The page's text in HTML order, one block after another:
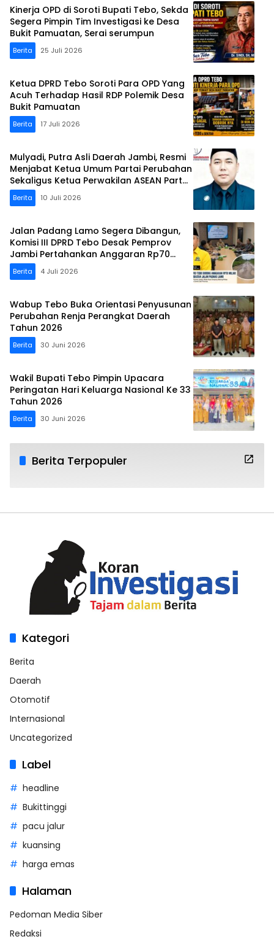
Kinerja OPD di Soroti Bupati Tebo, Sekda
Segera Pimpin Tim Investigasi ke Desa
Bukit Pamuatan, Serai serumpun
Berita 25 Juli 2026
Ketua DPRD Tebo Soroti Para OPD Yang
Acuh Terhadap Hasil RDP Polemik Desa
Bukit Pamuatan
Berita 17 Juli 2026
Mulyadi, Putra Asli Daerah Jambi, Resmi
Menjabat Ketua Umum Partai Perubahan
Sekaligus Ketua Perwakilan ASEAN Partai
Perubahan di Malaysia
Berita 10 Juli 2026
Jalan Padang Lamo Segera Dibangun,
Komisi III DPRD Tebo Desak Pemprov
Jambi Pertahankan Anggaran Rp70
Miliar
Berita 4 Juli 2026
Wabup Tebo Buka Orientasi Penyusunan
Perubahan Renja Perangkat Daerah
Tahun 2026
Berita 30 Juni 2026
Wakil Bupati Tebo Pimpin Upacara
Peringatan Hari Keluarga Nasional Ke 33
Tahun 2026
Berita 30 Juni 2026
Berita Terpopuler
Kategori
Berita
Daerah
Otomotif
Internasional
Uncategorized
Label
headline
Bukittinggi
pacu jalur
kuansing
harga emas
Halaman
Pedoman Media Siber
Redaksi